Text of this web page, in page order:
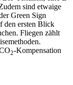
sind etwaige
Green Sign
den ersten Blick
Fliegen zählt
2-Kompensation